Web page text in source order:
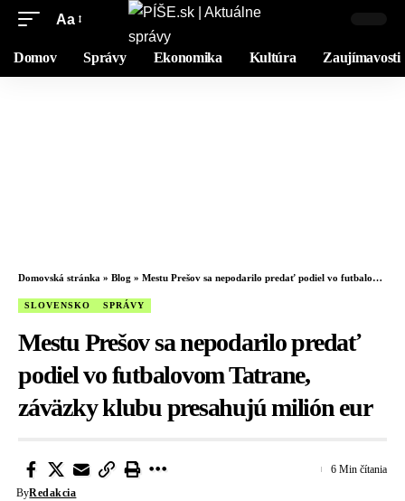
Aa
Domov Správy Ekonomika Kultúra Zaujímavosti
Domovská stránka » Blog » Mestu Prešov sa nepodarilo predať podiel vo futbalovom Tatrane, záväzky klubu presahujú milión eur
SLOVENSKO SPRÁVY
Mestu Prešov sa nepodarilo predať
podiel vo futbalovom Tatrane,
záväzky klubu presahujú milión eur
ByRedakcia
6 Min čítania